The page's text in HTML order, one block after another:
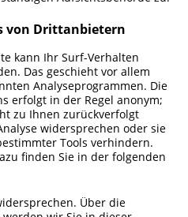
von Drittanbietern
kann Ihr Surf-Verhalten
Das geschieht vor allem
Analyseprogrammen. Die
erfolgt in der Regel anonym;
zu Ihnen zurückverfolgt
widersprechen oder sie
Tools verhindern.
finden Sie in der folgenden
Über die